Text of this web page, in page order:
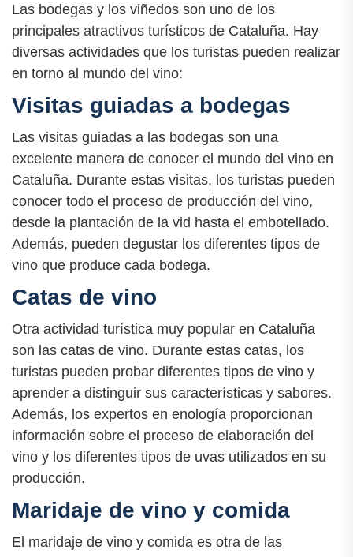
Las bodegas y los viñedos son uno de los
principales atractivos turísticos de Cataluña. Hay
diversas actividades que los turistas pueden realizar
en torno al mundo del vino:
Visitas guiadas a bodegas
Las visitas guiadas a las bodegas son una
excelente manera de conocer el mundo del vino en
Cataluña. Durante estas visitas, los turistas pueden
conocer todo el proceso de producción del vino,
desde la plantación de la vid hasta el embotellado.
Además, pueden degustar los diferentes tipos de
vino que produce cada bodega.
Catas de vino
Otra actividad turística muy popular en Cataluña
son las catas de vino. Durante estas catas, los
turistas pueden probar diferentes tipos de vino y
aprender a distinguir sus características y sabores.
Además, los expertos en enología proporcionan
información sobre el proceso de elaboración del
vino y los diferentes tipos de uvas utilizados en su
producción.
Maridaje de vino y comida
El maridaje de vino y comida es otra de las